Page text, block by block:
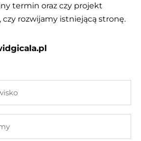
termin oraz czy projekt
czy rozwijamy istniejącą stronę.